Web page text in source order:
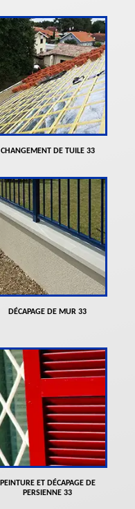
CHANGEMENT DE TUILE 33
DÉCAPAGE DE MUR 33
PEINTURE ET DÉCAPAGE DE
PERSIENNE 33